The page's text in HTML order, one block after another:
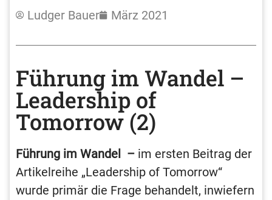
Ludger Bauer März 2021
Führung im Wandel –
Leadership of
Tomorrow (2)
Führung im Wandel – im ersten Beitrag der
Artikelreihe „Leadership of Tomorrow“
wurde primär die Frage behandelt, inwiefern